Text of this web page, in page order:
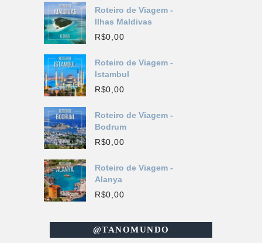
Roteiro de Viagem -
Ilhas Maldivas
R$0,00
Roteiro de Viagem -
Istambul
R$0,00
Roteiro de Viagem -
Bodrum
R$0,00
Roteiro de Viagem -
Alanya
R$0,00
@TANOMUNDO